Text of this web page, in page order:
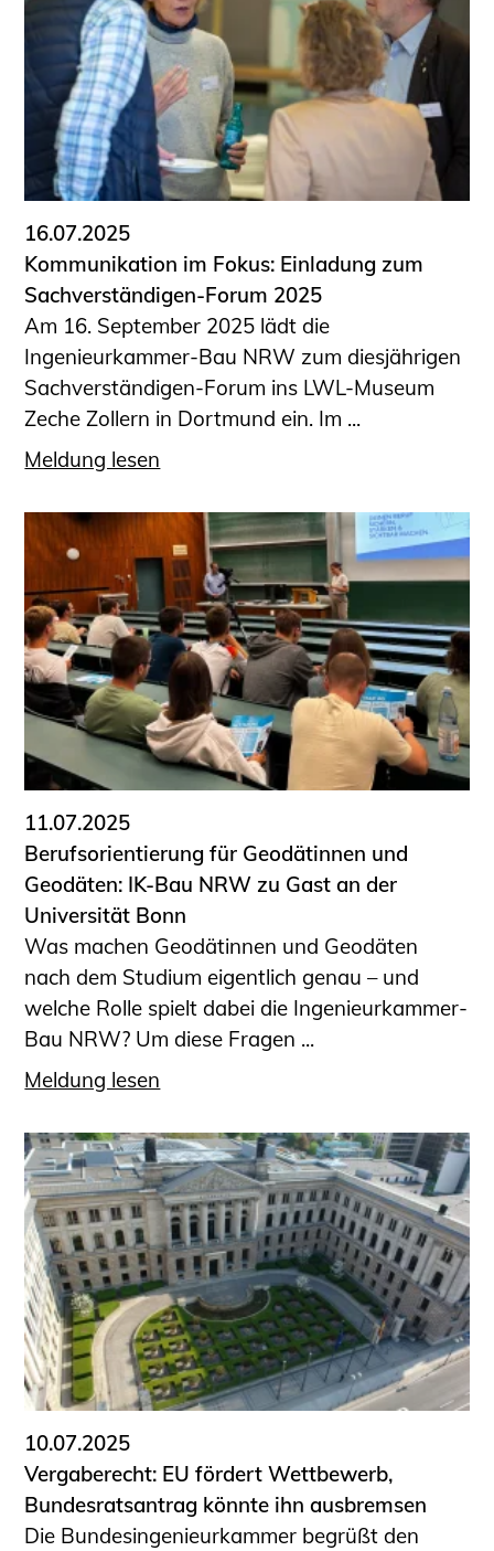
16.07.2025
Kommunikation im Fokus: Einladung zum
Sachverständigen-Forum 2025
Am 16. September 2025 lädt die
Ingenieurkammer-Bau NRW zum diesjährigen
Sachverständigen-Forum ins LWL-Museum
Zeche Zollern in Dortmund ein. Im ...
Meldung lesen
11.07.2025
Berufsorientierung für Geodätinnen und
Geodäten: IK-Bau NRW zu Gast an der
Universität Bonn
Was machen Geodätinnen und Geodäten
nach dem Studium eigentlich genau – und
welche Rolle spielt dabei die Ingenieurkammer-
Bau NRW? Um diese Fragen ...
Meldung lesen
10.07.2025
Vergaberecht: EU fördert Wettbewerb,
Bundesratsantrag könnte ihn ausbremsen
Die Bundesingenieurkammer begrüßt den